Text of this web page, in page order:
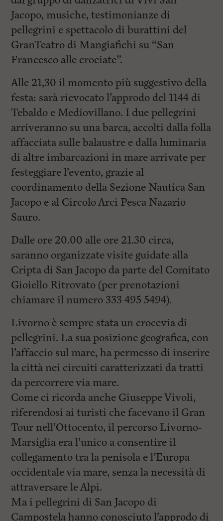
Jacopo, musiche, testimonianze di
pellegrini e spettacolo di burattini del
GranTeatro di Mangiafichi su “San
Francesco alle crociate”.
Alle 21,30 il momento più suggestivo della
festa: sarà rievocato l’approdo del 1144 di
Tebaldo e Mediovillano. I due pellegrini
arriveranno su una barca, accolti dalla folla
affacciata sulle balaustre e dalla luminaria
di altre imbarcazioni in mare arrivate per
festeggiare l’evento, grazie al
coordinamento della Sezione Nautica San
Jacopo e al Circolo Arci Pesca Nazario
Sauro.
Dalle ore 20.00 alle ore 21.30 circa,
saranno organizzate visite guidate alla
Cripta di San Jacopo da parte del Comitato
Gioiello Ritrovato (per prenotazioni
chiamare il numero 333 495 5494).
Livorno è sempre stata un crocevia di
pellegrini. La sua posizione geografica, con
l’affaccio sul mare, ha permesso di inserire
la città nei circuiti caratterizzati da tratti
da percorrere via mare.
Come ci ricorda anche Giuseppe Vivoli,
riferendosi ai turisti che facevano il Gran
Tour nell’Ottocento, il percorso Livorno-
Marsiglia era l’unico a consentire il
collegamento tra la penisola e l’Europa
occidentale via mare, senza la necessità di
attraversare le Alpi.
Ma i pellegrini di San Jacopo di
Campostela hanno conosciuto l’approdo di